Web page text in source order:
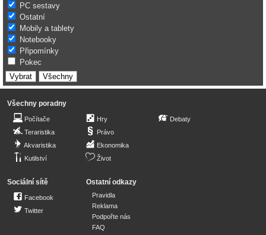
PC sestavy
Ostatní
Mobily a tablety
Notebooky
Připomínky
Pokec
Všechny poradny
Počítače
Teraristika
Akvaristika
Kutilství
Hry
Právo
Ekonomika
Život
Debaty
Sociální sítě
Facebook
Twitter
Ostatní odkazy
Pravidla
Reklama
Podpořte nás
FAQ